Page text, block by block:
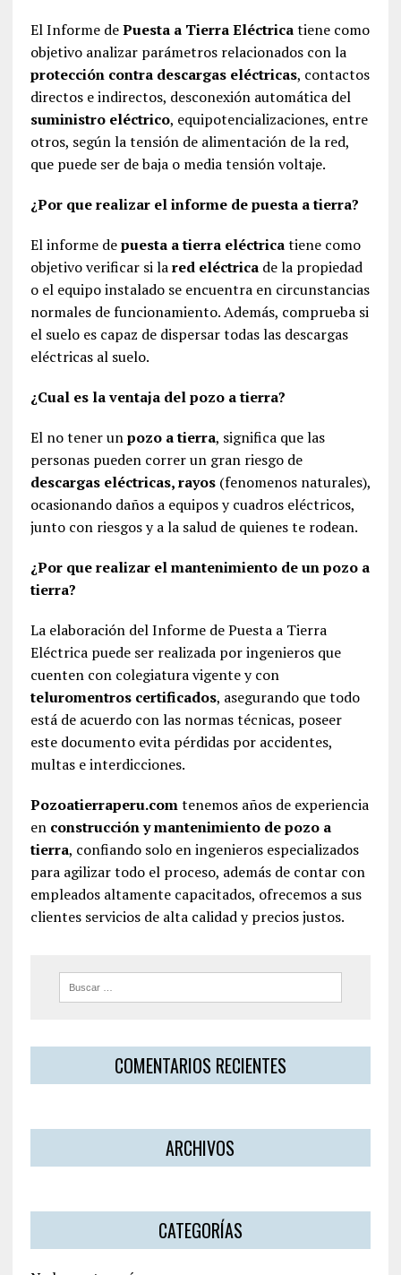
El Informe dePuesta a Tierra Eléctricatiene como
objetivo analizar parámetros relacionados con la
protección contra descargas eléctricas, contactos
directos e indirectos, desconexión automática del
suministro eléctrico, equipotencializaciones, entre
otros, según la tensión de alimentación de la red,
que puede ser de baja o media tensión voltaje.
¿Por que realizar el informe de puesta a tierra?
El informe depuesta a tierra eléctricatiene como
objetivo verificar si lared eléctricade la propiedad
o el equipo instalado se encuentra en circunstancias
normales de funcionamiento. Además, comprueba si
el suelo es capaz de dispersar todas las descargas
eléctricas al suelo.
¿Cual es la ventaja del pozo a tierra?
El no tener unpozo a tierra, significa que las
personas pueden correr un gran riesgo de
descargas eléctricas, rayos(fenomenos naturales),
ocasionando daños a equipos y cuadros eléctricos,
junto con riesgos y a la salud de quienes te rodean.
¿Por que realizar el mantenimiento de un pozo a
tierra?
La elaboración del Informe de Puesta a Tierra
Eléctrica puede ser realizada por ingenieros que
cuenten con colegiatura vigente y con
teluromentros certificados, asegurando que todo
está de acuerdo con las normas técnicas, poseer
este documento evita pérdidas por accidentes,
multas e interdicciones.
Pozoatierraperu.comtenemos años de experiencia
en construcción y mantenimiento de pozo a
tierra, confiando solo en ingenieros especializados
para agilizar todo el proceso, además de contar con
empleados altamente capacitados, ofrecemos a sus
clientes servicios de alta calidad y precios justos.
COMENTARIOS RECIENTES
ARCHIVOS
CATEGORÍAS